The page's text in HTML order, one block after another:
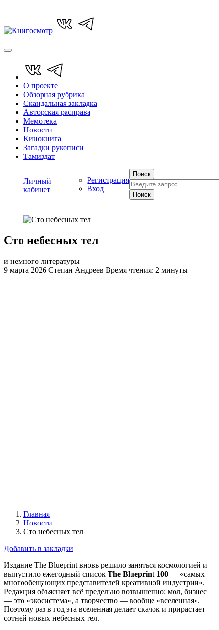
О проекте
Обзорная рубрика
Скандальная закладка
Авторская расправа
Мемотека
Новости
Кинокнига
Загадки рукописи
Тамиздат
Личный
кабинет
Регистрация
Вход
Поиск
Поиск
Сто небесных тел
и немного литературы
9 марта 2026 Степан Андреев Время чтения: 2 минуты
Главная
Новости
Сто небесных тел
Добавить в закладки
Издание The Blueprint вновь решило заняться космологией и
выпустило ежегодный список The Blueprint 100 — «самых
многообещающих представителей креативной индустрии».
Редакция объясняет всё предельно возвышенно: мол, бизнес
— это «экосистема», а творчество — вообще «вселенная».
Поэтому раз в год эта вселенная делает скачок и прирастает
сотней новых небесных тел.